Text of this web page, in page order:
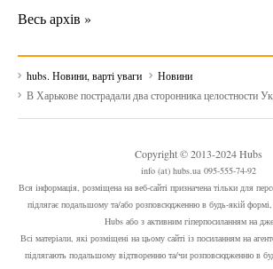
Весь архів »
hubs. Новини, варті уваги
Новини
В Харькове пострадали два сторонника целостности
Copyright © 2013-2024 Hubs
info (at) hubs.ua 095-555-74-92
Вся інформація, розміщена на веб-сайті призначена тільки для
підлягає подальшому та/або розповсюдженню в будь-якій
Hubs або з активним гіперпосиланням на
Всі матеріали, які розміщені на цьому сайті із посиланням на
підлягають подальшому відтворенню та/чи розповсюдженню в